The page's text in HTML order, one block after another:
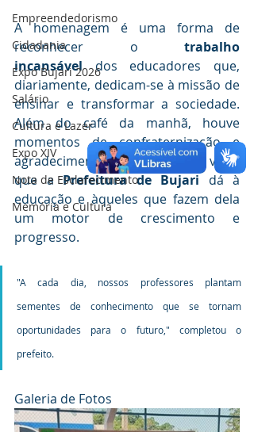
Empreendedorismo
Cidadania
Expo Bujari 2026
Salário
Cultura e Lazer
Expo XIV
Nota de Esclarecimento
Memória e Cultura
A homenagem é uma forma de
reconhecer o trabalho
incansável dos educadores que,
diariamente, dedicam-se à missão de
ensinar e transformar a sociedade.
Além do café da manhã, houve
momentos de confraternização e
agradecimento, reforçando o valor
que a Prefeitura de Bujari dá à
educação e àqueles que fazem dela
um motor de crescimento e
progresso.
"A cada dia, nossos professores plantam
sementes de conhecimento que se tornam
oportunidades para o futuro," completou o
prefeito.
Galeria de Fotos